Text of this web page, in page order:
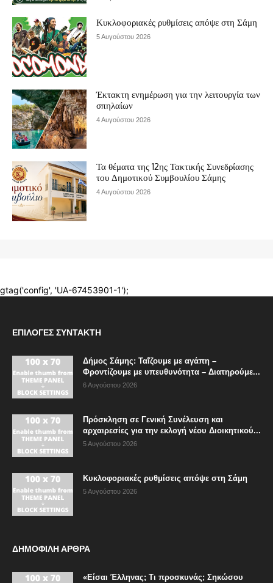
ΕΠΙΛΟΓΈΣ ΣΥΝΤΆΚΤΗ
Δήμος Σάμης: Ταΐζουμε με αγάπη –
Φροντίζουμε με υπευθυνότητα – Διατηρούμε...
6 Αυγούστου 2026
Πρόσκληση σε Γενική Συνέλευση και
αρχαιρεσίες για την εκλογή νέου Διοικητικού...
5 Αυγούστου 2026
Κυκλοφοριακές ρυθμίσεις απόψε στη Σάμη
5 Αυγούστου 2026
ΔΗΜΟΦΙΛΗ ΑΡΘΡΑ
«Είσαι Έλληνας; Τι προσκυνάς; Σηκώσου